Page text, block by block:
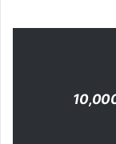
حسابي وخسرت أكثر من 10,000